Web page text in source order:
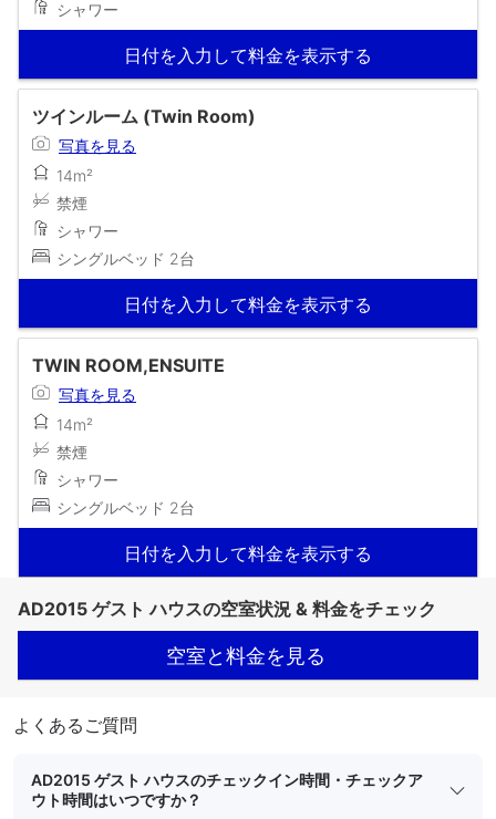
シャワー
日付を入力して料金を表示する
ツインルーム (Twin Room)
写真を見る
14m²
禁煙
シャワー
シングルベッド 2台
日付を入力して料金を表示する
TWIN ROOM,ENSUITE
写真を見る
14m²
禁煙
シャワー
シングルベッド 2台
日付を入力して料金を表示する
AD2015 ゲスト ハウスの空室状況 & 料金をチェック
空室と料金を見る
よくあるご質問
AD2015 ゲスト ハウスのチェックイン時間・チェックア
ウト時間はいつですか？